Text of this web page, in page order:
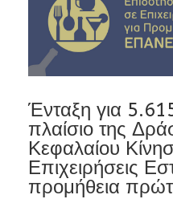
Ένταξη για
πλαίσιο της
Κεφαλαίου
Επιχειρήσεις
προμήθεια